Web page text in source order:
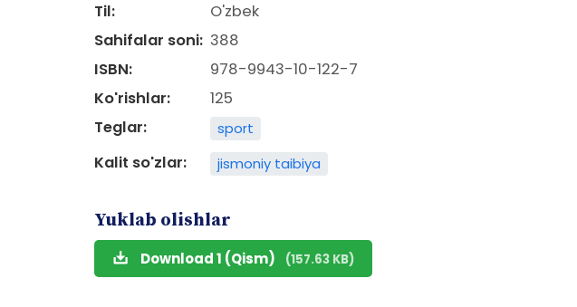
Til:
O'zbek
Sahifalar soni: 388
ISBN:
978-9943-10-122-7
Ko'rishlar:
125
Teglar:
sport
Kalit so'zlar: jismoniy taibiya
Yuklab olishlar
Download 1 (Qism) (157.63 KB)